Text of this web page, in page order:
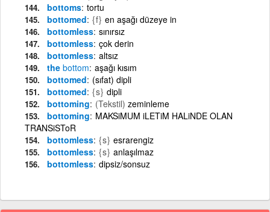
bottoms tortu
bottomed {f} en aşağı düzeye in
bottomless sınırsız
bottomless çok derin
bottomless altsız
the bottom aşağı kısım
bottomed (sıfat) dipli
bottomed {s} dipli
bottoming (Tekstil) zeminleme
bottoming MAKSiMUM iLETiM HALiNDE OLAN
TRANSiSToR
bottomless {s} esrarengiz
bottomless {s} anlaşılmaz
bottomless dipsiz/sonsuz